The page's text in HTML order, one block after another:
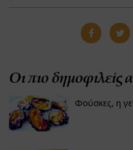
Οι πιο δημοφιλείς
Φούσκες, η